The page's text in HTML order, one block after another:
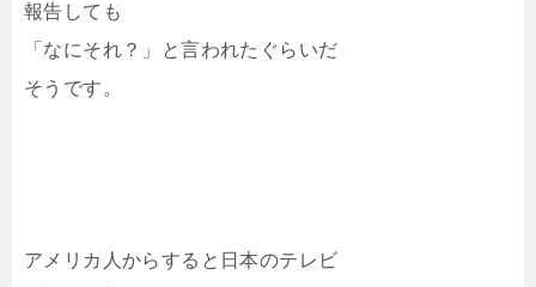
報告しても
「なにそれ？」と言われたぐらいだ
そうです。
アメリカ人からすると日本のテレビ